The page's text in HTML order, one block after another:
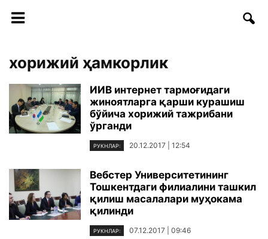
хорижий ҳамкорлик
ИИВ интернет тармоғидаги
жиноятларга қарши курашиш
бўйича хорижий тажрибани
ўрганди
РУКНЛАР: 20.12.2017 | 12:54
Вебстер Университетининг
Тошкентдаги филиалини ташкил
қилиш масалалари муҳокама
қилинди
РУКНЛАР: 07.12.2017 | 09:46